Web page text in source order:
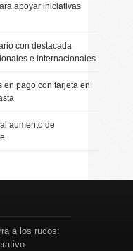
apoyar iniciativas
con destacada
e internacionales
en pago con tarjeta en
aumento de
a los rucos: